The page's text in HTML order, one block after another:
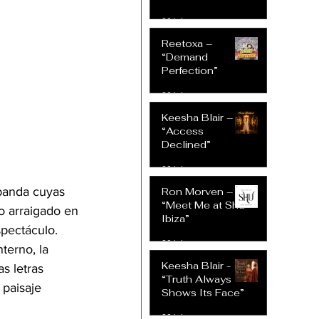
cuyas
arraigado en
la
letras
30 jul
Reetoxa –
“Demand
Perfection”
30 jul
Keesha Blair –
“Access
Declined”
30 jul
Ron Morven –
“Meet Me at Shu
Ibiza”
30 jul
Keesha Blair -
“Truth Always
Shows Its Face”